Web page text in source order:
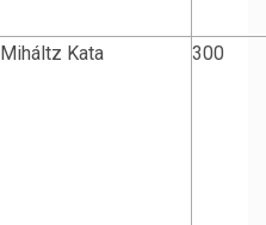
Miháltz Kata 300